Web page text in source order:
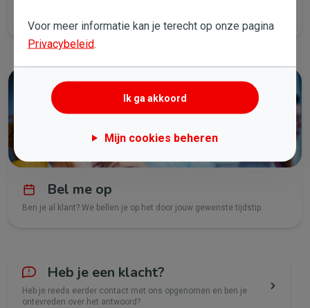
We beantwoorden je vraag zo snel mogelijk.
Bel me op
Ben je al klant? We bellen je op het door jouw gewenste tijdstip.
Heb je een klacht?
Heb je reeds eerder contact met ons opgenomen en ben je
ontevreden over het antwoord?
Voor meer informatie kan je terecht op onze pagina
Privacybeleid.
Ik ga akkoord
Mijn cookies beheren